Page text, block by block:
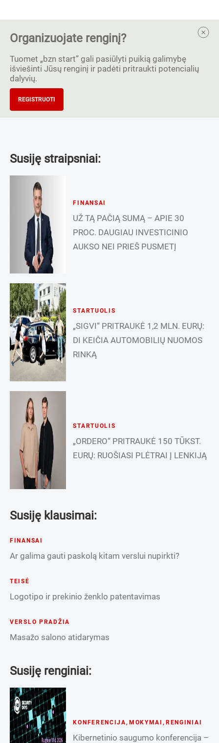
Organizuojate renginį?
Tuomet „bzn start” gali pasiūlyti puikią galimybę
išviešinti Jūsų renginį ir padėti pritraukti potencialių
dalyvių.
REGISTRUOTI
Susiję straipsniai:
FINANSAI
UŽ TĄ PAČIĄ SUMĄ – APIE 30
PROC. DAUGIAU INVESTICINIO
AUKSO NEI PRIEŠ PUSMETĮ
STARTUOLIS
„SIGVI“ PRITRAUKĖ 1,2 MLN. EURŲ:
DI KEIČIA AUTOMOBILIŲ NUOMOS
RINKĄ
STARTUOLIS
„ORDERO“ PRITRAUKĖ 150 TŪKST.
EURŲ: RUOŠIASI PLĖTRAI Į LENKIJĄ
Susiję klausimai:
FINANSAI
Ar galima gauti paskolą kitam verslui nupirkti?
TEISĖ
Logotipo ir prekinio ženklo patentavimas
VERSLO PRADŽIA
Masažo salono atidarymas
Susiję renginiai:
KONFERENCIJA , MOKYMAI , RENGINIAI
Kibernetinio saugumo konferencija –